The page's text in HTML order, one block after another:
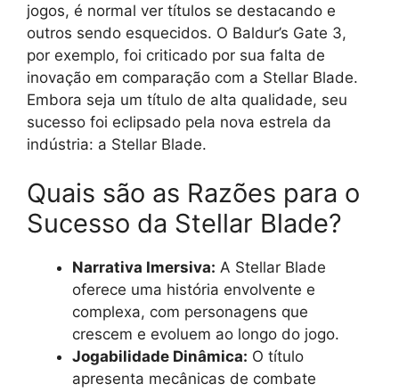
jogos, é normal ver títulos se destacando e
outros sendo esquecidos. O Baldur’s Gate 3,
por exemplo, foi criticado por sua falta de
inovação em comparação com a Stellar Blade.
Embora seja um título de alta qualidade, seu
sucesso foi eclipsado pela nova estrela da
indústria: a Stellar Blade.
Quais são as Razões para o
Sucesso da Stellar Blade?
Narrativa Imersiva: A Stellar Blade
oferece uma história envolvente e
complexa, com personagens que
crescem e evoluem ao longo do jogo.
Jogabilidade Dinâmica: O título
apresenta mecânicas de combate